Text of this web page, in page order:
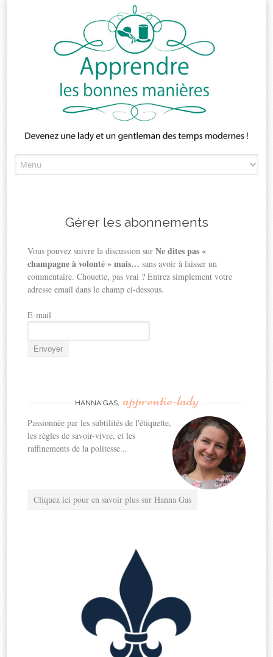
to
Gérer les abonnements
Vous pouvez suivre la discussion surNe dites pas «
champagne à volonté » mais… sans avoir à laisser un
commentaire. Chouette, pas vrai ? Entrez simplement votre
adresse email dans le champ ci-dessous.
E-mail
HANNA GAS, apprentie-lady
Passionnée par les subtilités de l'étiquette,
les règles de savoir-vivre, et les
raffinements de la politesse...
Cliquez ici pour en savoir plus sur Hanna Gas